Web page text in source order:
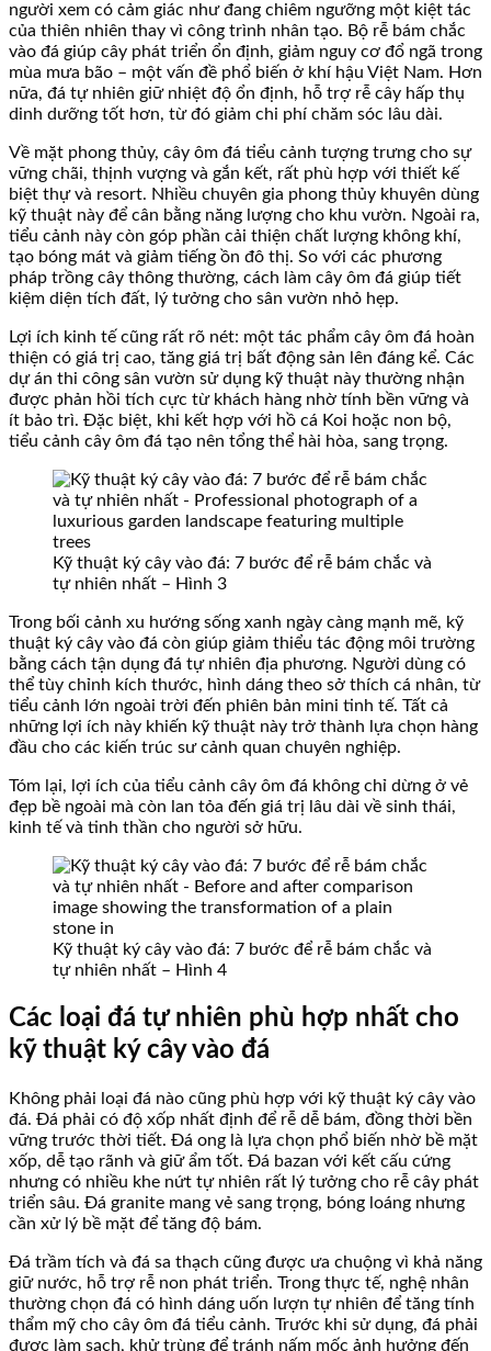
người xem có cảm giác như đang chiêm ngưỡng một kiệt tác
của thiên nhiên thay vì công trình nhân tạo. Bộ rễ bám chắc
vào đá giúp cây phát triển ổn định, giảm nguy cơ đổ ngã trong
mùa mưa bão – một vấn đề phổ biến ở khí hậu Việt Nam. Hơn
nữa, đá tự nhiên giữ nhiệt độ ổn định, hỗ trợ rễ cây hấp thụ
dinh dưỡng tốt hơn, từ đó giảm chi phí chăm sóc lâu dài.
Về mặt phong thủy, cây ôm đá tiểu cảnh tượng trưng cho sự
vững chãi, thịnh vượng và gắn kết, rất phù hợp với thiết kế
biệt thự và resort. Nhiều chuyên gia phong thủy khuyên dùng
kỹ thuật này để cân bằng năng lượng cho khu vườn. Ngoài ra,
tiểu cảnh này còn góp phần cải thiện chất lượng không khí,
tạo bóng mát và giảm tiếng ồn đô thị. So với các phương
pháp trồng cây thông thường, cách làm cây ôm đá giúp tiết
kiệm diện tích đất, lý tưởng cho sân vườn nhỏ hẹp.
Lợi ích kinh tế cũng rất rõ nét: một tác phẩm cây ôm đá hoàn
thiện có giá trị cao, tăng giá trị bất động sản lên đáng kể. Các
dự án thi công sân vườn sử dụng kỹ thuật này thường nhận
được phản hồi tích cực từ khách hàng nhờ tính bền vững và
ít bảo trì. Đặc biệt, khi kết hợp với hồ cá Koi hoặc non bộ,
tiểu cảnh cây ôm đá tạo nên tổng thể hài hòa, sang trọng.
Kỹ thuật ký cây vào đá: 7 bước để rễ bám chắc và
tự nhiên nhất – Hình 3
Trong bối cảnh xu hướng sống xanh ngày càng mạnh mẽ, kỹ
thuật ký cây vào đá còn giúp giảm thiểu tác động môi trường
bằng cách tận dụng đá tự nhiên địa phương. Người dùng có
thể tùy chỉnh kích thước, hình dáng theo sở thích cá nhân, từ
tiểu cảnh lớn ngoài trời đến phiên bản mini tinh tế. Tất cả
những lợi ích này khiến kỹ thuật này trở thành lựa chọn hàng
đầu cho các kiến trúc sư cảnh quan chuyên nghiệp.
Tóm lại, lợi ích của tiểu cảnh cây ôm đá không chỉ dừng ở vẻ
đẹp bề ngoài mà còn lan tỏa đến giá trị lâu dài về sinh thái,
kinh tế và tinh thần cho người sở hữu.
Kỹ thuật ký cây vào đá: 7 bước để rễ bám chắc và
tự nhiên nhất – Hình 4
Các loại đá tự nhiên phù hợp nhất cho
kỹ thuật ký cây vào đá
Không phải loại đá nào cũng phù hợp với kỹ thuật ký cây vào
đá. Đá phải có độ xốp nhất định để rễ dễ bám, đồng thời bền
vững trước thời tiết. Đá ong là lựa chọn phổ biến nhờ bề mặt
xốp, dễ tạo rãnh và giữ ẩm tốt. Đá bazan với kết cấu cứng
nhưng có nhiều khe nứt tự nhiên rất lý tưởng cho rễ cây phát
triển sâu. Đá granite mang vẻ sang trọng, bóng loáng nhưng
cần xử lý bề mặt để tăng độ bám.
Đá trầm tích và đá sa thạch cũng được ưa chuộng vì khả năng
giữ nước, hỗ trợ rễ non phát triển. Trong thực tế, nghệ nhân
thường chọn đá có hình dáng uốn lượn tự nhiên để tăng tính
thẩm mỹ cho cây ôm đá tiểu cảnh. Trước khi sử dụng, đá phải
được làm sạch, khử trùng để tránh nấm mốc ảnh hưởng đến